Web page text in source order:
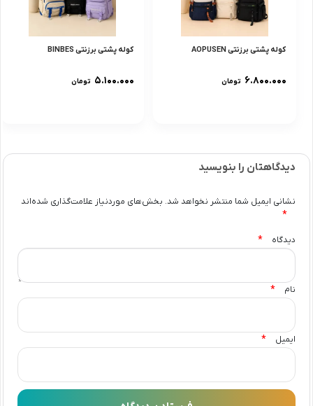
کوله پشتی برزنتی AOPUSEN
۶.۸۰۰.۰۰۰ تومان
کوله پشتی برزنتی BINBES
۵.۱۰۰.۰۰۰ تومان
دیدگاهتان را بنویسید
نشانی ایمیل شما منتشر نخواهد شد. بخش‌های موردنیاز علامت‌گذاری شده‌اند
*
دیدگاه *
نام *
ایمیل *